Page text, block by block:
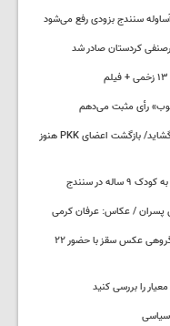
سنندج بزودی رفع می‌شود
رأی مثبت می‌دهم
این قانون مسئله کرد را حل نمی‌کند، اما دری می‌گشاید/ بازگشت اعضای PKK هنوز
در سنندج
پسران / عکاس: عرفان کرمی
روایت کردستان در قاب تصویر؛ دومین نمایشگاه گروهی عکس سقز با حضور ۲۲
را بررسی کنید